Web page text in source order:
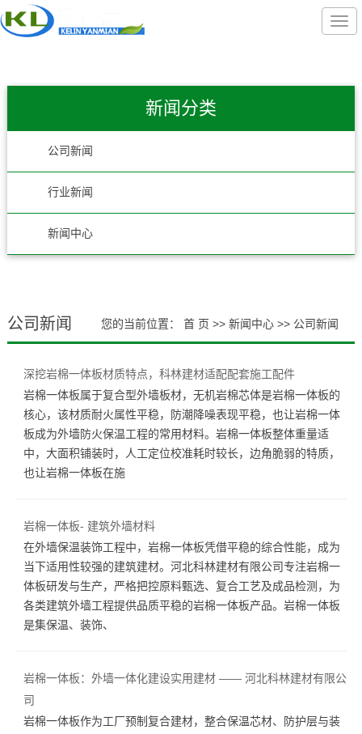
新闻分类
公司新闻
行业新闻
新闻中心
公司新闻 您的当前位置： 首 页 >> 新闻中心 >> 公司新闻
深挖岩棉一体板材质特点，科林建材适配配套施工配件
岩棉一体板属于复合型外墙板材，无机岩棉芯体是岩棉一体板的
核心，该材质耐火属性平稳，防潮降噪表现平稳，也让岩棉一体
板成为外墙防火保温工程的常用材料。岩棉一体板整体重量适
中，大面积铺装时，人工定位校准耗时较长，边角脆弱的特质，
也让岩棉一体板在施
岩棉一体板- 建筑外墙材料
在外墙保温装饰工程中，岩棉一体板凭借平稳的综合性能，成为
当下适用性较强的建筑建材。河北科林建材有限公司专注岩棉一
体板研发与生产，严格把控原料甄选、复合工艺及成品检测，为
各类建筑外墙工程提供品质平稳的岩棉一体板产品。岩棉一体板
是集保温、装饰、
岩棉一体板：外墙一体化建设实用建材 —— 河北科林建材有限公
司
岩棉一体板作为工厂预制复合建材，整合保温芯材、防护层与装